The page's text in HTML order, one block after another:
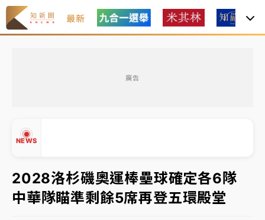
最新
廣告
NEWS
中信慈善基金會想增加董事人數！辜仲諒向法院聲請遭
駁 理由曝光
故宮《龍藏經》特展第2檔！今線上預約開賣一度塞車
周六起展出延長至晚上7時
台東農業處長涉圖利渡假村！東檢抗告成功 今重開羈
2028洛杉磯奧運棒壘球確定各6隊
中華隊瞄準剩餘5席再登五環殿堂